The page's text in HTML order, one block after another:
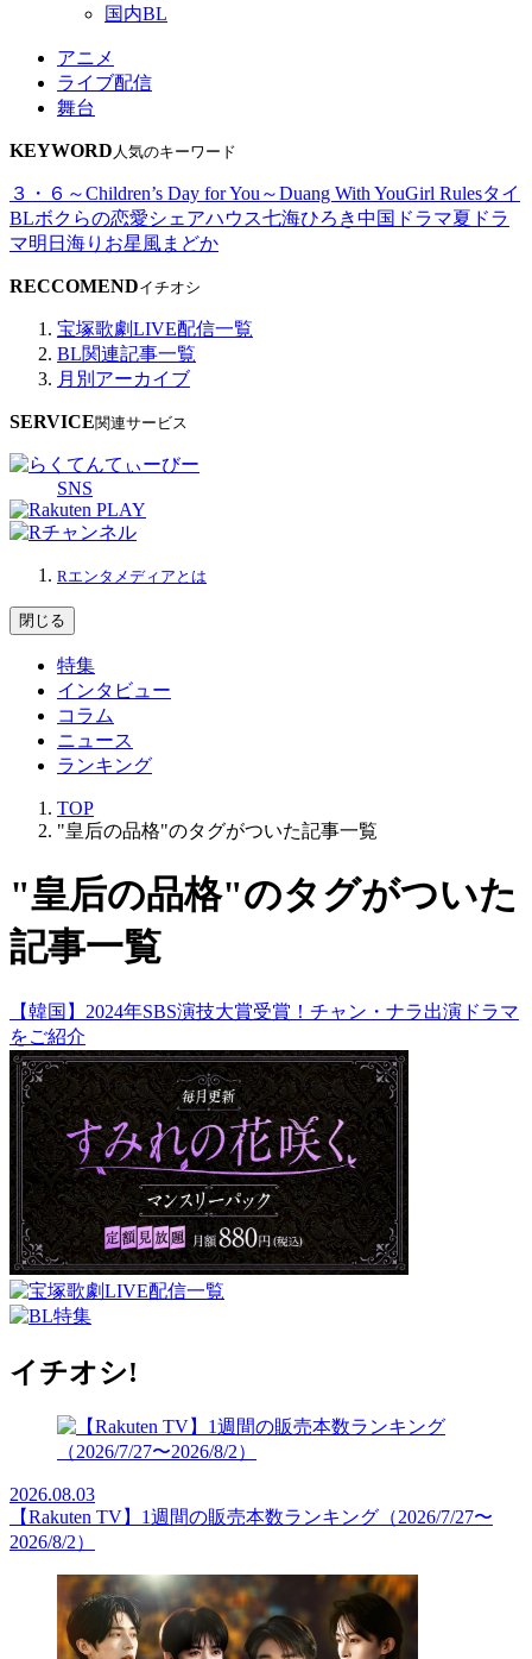
国内BL
アニメ
ライブ配信
舞台
KEYWORD 人気のキーワード
３・６～Children’s Day for You～Duang With YouGirl Rulesタイ
BLボクらの恋愛シェアハウス七海ひろき中国ドラマ夏ドラ
マ明日海りお星風まどか
RECCOMENDイチオシ
宝塚歌劇LIVE配信一覧
BL関連記事一覧
月別アーカイブ
SERVICE関連サービス
SNS
Rエンタメディアとは
閉じる
特集
インタビュー
コラム
ニュース
ランキング
TOP
"皇后の品格"のタグがついた記事一覧
"皇后の品格"のタグがついた
記事一覧
【韓国】2024年SBS演技大賞受賞！チャン・ナラ出演ドラマ
をご紹介
イチオシ!
2026.08.03
【Rakuten TV】1週間の販売本数ランキング（2026/7/27〜
2026/8/2）